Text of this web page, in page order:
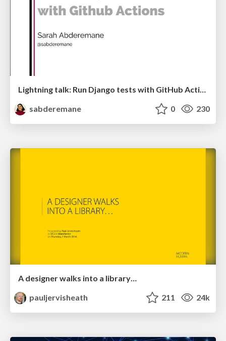
Lightning talk: Run Django tests with GitHub Actions
sabderemane
0 230
A designer walks into a library…
pauljervisheath
211 24k